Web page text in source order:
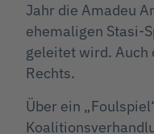
Jahr die Amadeu
ehemaligen Stasi-
geleitet wird. Auch
Rechts.
Über ein